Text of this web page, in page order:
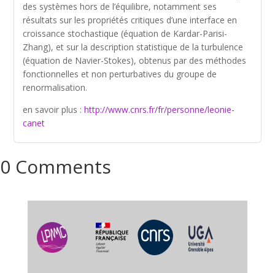
des systèmes hors de l’équilibre, notamment ses
résultats sur les propriétés critiques d’une interface en
croissance stochastique (équation de Kardar-Parisi-
Zhang), et sur la description statistique de la turbulence
(équation de Navier-Stokes), obtenus par des méthodes
fonctionnelles et non perturbatives du groupe de
renormalisation.
en savoir plus :http://www.cnrs.fr/fr/personne/leonie-
canet
0 Comments